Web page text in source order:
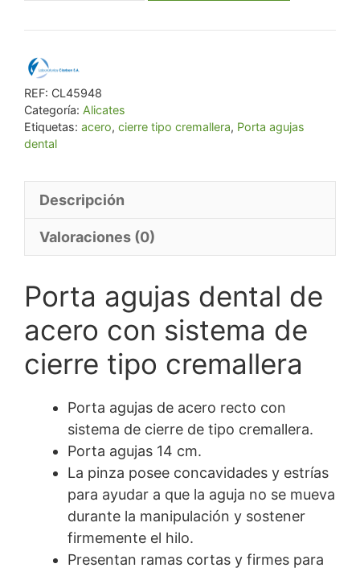
dental
sistema
tipo
cantidad
REF: CL45948
Categoría: Alicates
Etiquetas: acero, cierre tipo cremallera, Porta agujas
dental
Descripción
Valoraciones (0)
Porta agujas dental de
acero con sistema de
cierre tipo cremallera
Porta agujas de acero recto con
sistema de cierre de tipo cremallera.
Porta agujas 14 cm.
La pinza posee concavidades y estrías
para ayudar a que la aguja no se mueva
durante la manipulación y sostener
firmemente el hilo.
Presentan ramas cortas y firmes para